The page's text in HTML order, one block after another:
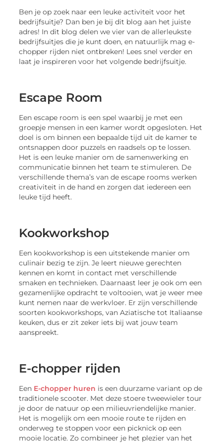
Ben je op zoek naar een leuke activiteit voor het
bedrijfsuitje? Dan ben je bij dit blog aan het juiste
adres! In dit blog delen we vier van de allerleukste
bedrijfsuitjes die je kunt doen, en natuurlijk mag e-
chopper rijden niet ontbreken! Lees snel verder en
laat je inspireren voor het volgende bedrijfsuitje.
Escape Room
Een escape room is een spel waarbij je met een
groepje mensen in een kamer wordt opgesloten. Het
doel is om binnen een bepaalde tijd uit de kamer te
ontsnappen door puzzels en raadsels op te lossen.
Het is een leuke manier om de samenwerking en
communicatie binnen het team te stimuleren. De
verschillende thema’s van de escape rooms werken
creativiteit in de hand en zorgen dat iedereen een
leuke tijd heeft.
Kookworkshop
Een kookworkshop is een uitstekende manier om
culinair bezig te zijn. Je leert nieuwe gerechten
kennen en komt in contact met verschillende
smaken en technieken. Daarnaast leer je ook om een
gezamenlijke opdracht te voltooien, wat je weer mee
kunt nemen naar de werkvloer. Er zijn verschillende
soorten kookworkshops, van Aziatische tot Italiaanse
keuken, dus er zit zeker iets bij wat jouw team
aanspreekt.
E-chopper rijden
Een E-chopper huren is een duurzame variant op de
traditionele scooter. Met deze stoere tweewieler tour
je door de natuur op een milieuvriendelijke manier.
Het is mogelijk om een mooie route te rijden en
onderweg te stoppen voor een picknick op een
mooie locatie. Zo combineer je het plezier van het